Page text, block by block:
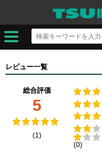
レビュー一覧
総合評価
5
(1)
(0)